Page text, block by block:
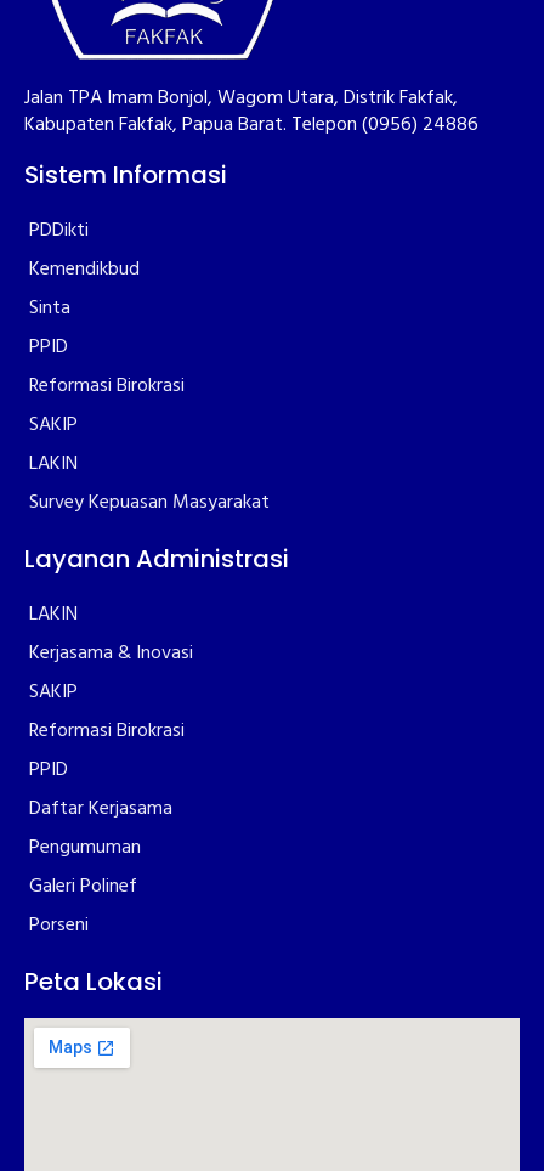
Jalan TPA Imam Bonjol, Wagom Utara, Distrik Fakfak,
Kabupaten Fakfak, Papua Barat. Telepon (0956) 24886
Sistem Informasi
PDDikti
Kemendikbud
Sinta
PPID
Reformasi Birokrasi
SAKIP
LAKIN
Survey Kepuasan Masyarakat
Layanan Administrasi
LAKIN
Kerjasama & Inovasi
SAKIP
Reformasi Birokrasi
PPID
Daftar Kerjasama
Pengumuman
Galeri Polinef
Porseni
Peta Lokasi